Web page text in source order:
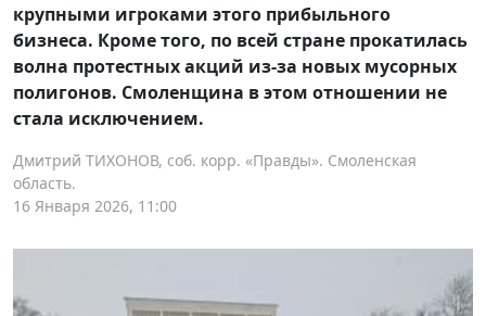
крупными игроками этого прибыльного
бизнеса. Кроме того, по всей стране прокатилась
волна протестных акций из-за новых мусорных
полигонов. Смоленщина в этом отношении не
стала исключением.
Дмитрий ТИХОНОВ, соб. корр. «Правды». Смоленская
область.
16 Января 2026, 11:00